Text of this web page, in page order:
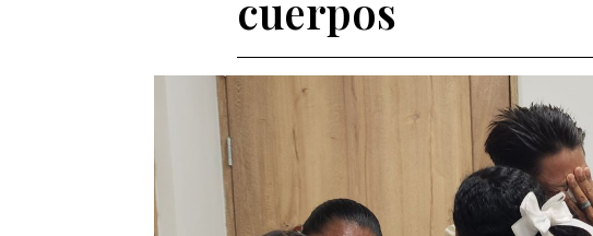
Entes y autoridades que vigilan
Otras entidades relacionadas
cuerpos